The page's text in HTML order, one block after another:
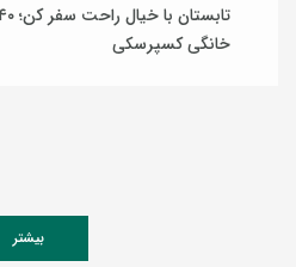
خانگی کسپرسکی
بیشتر